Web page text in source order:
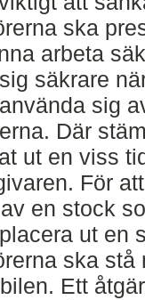
ska
arbeta
säkrare
sig
Där
ut en viss
För
en stock
ut en
ska
Ett